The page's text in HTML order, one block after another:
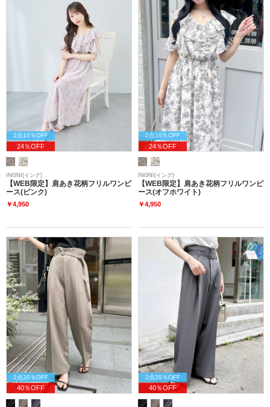
2点10％OFF
24％OFF
INGNI(イング)
【WEB限定】肩あき花柄フリルワンピ
ース(ピンク)
￥4,950
2点10％OFF
24％OFF
INGNI(イング)
【WEB限定】肩あき花柄フリルワンピ
ース(オフホワイト)
￥4,950
2点20％OFF
40％OFF
2点20％OFF
40％OFF